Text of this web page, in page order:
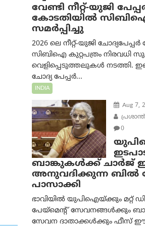
വേണ്ടി നീറ്റ്-യു‌ജി
കോടതിയില്‍ സിബിഐ
സമര്‍പ്പിച്ചു
2026 ലെ നീറ്റ്-യുജി
സിബിഐ കുറ്റപത്രം നിരവധി
വെളിപ്പെടുത്തലുകൾ നടത്തി.
ചോദ്യ പേപ്പർ...
INDIA
Aug 7,
0
ബാങ്കുകൾക്ക് ചാർജ്
അനുവദിക്കുന്ന
പാസാക്കി
ഭാവിയിൽ യുപിഐയ്ക്കും മറ്റ്
പേയ്‌മെന്റ് സേവനങ്ങൾക്കും
സേവന ദാതാക്കൾക്കും ഫീസ്